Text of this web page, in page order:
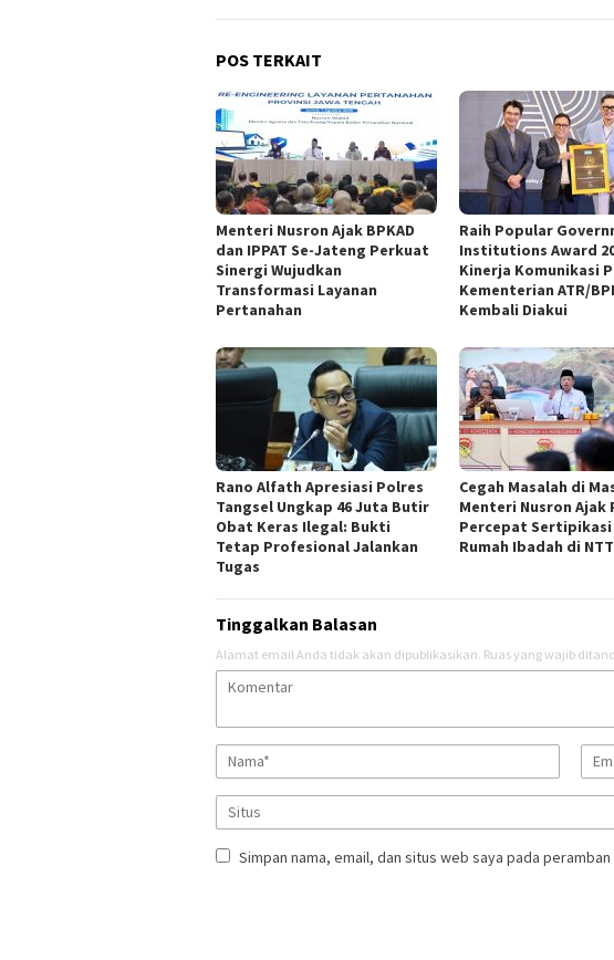
POS TERKAIT
Menteri Nusron Ajak BPKAD
dan IPPAT Se-Jateng Perkuat
Sinergi Wujudkan
Transformasi Layanan
Pertanahan
Raih Popular
Institutions Award
Kinerja Komunikasi
Kementerian ATR/
Kembali Diakui
Rano Alfath Apresiasi Polres
Tangsel Ungkap 46 Juta Butir
Obat Keras Ilegal: Bukti
Tetap Profesional Jalankan
Tugas
‎Cegah Masalah di
Menteri Nusron Ajak
Percepat Sertipikasi
Rumah Ibadah di NTT ‎
Tinggalkan Balasan
Alamat email Anda tidak akan dipublikasikan. Ruas yang wajib
Simpan nama, email, dan situs web saya pada